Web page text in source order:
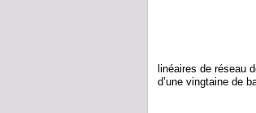
linéaires de réseau
d’une vingtaine de